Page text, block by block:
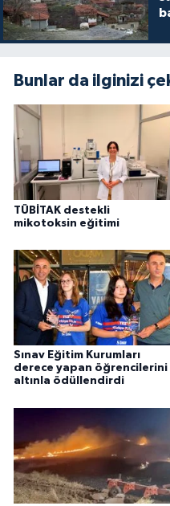
Bunlar da ilginizi
TÜBİTAK destekli
mikotoksin eğitimi
Sınav Eğitim Kurumları
derece yapan öğrencilerini
altınla ödüllendirdi